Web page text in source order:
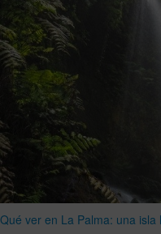
Qué ver en La Palma: una